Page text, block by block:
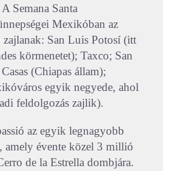
Semana Santa
Mexikóban az
zajlanak: San Luis Potosí (itt
körmenetet); Taxco; San
(Chiapas állam);
egyik negyede, ahol
feldolgozás zajlik).
az egyik legnagyobb
amely évente közel 3 millió
de la Estrella dombjára.